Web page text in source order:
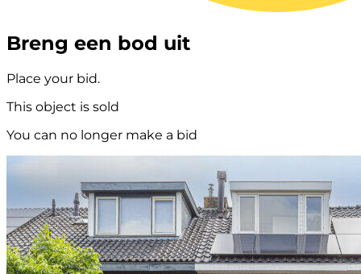
Breng een bod uit
Place your bid.
This object is sold
You can no longer make a bid